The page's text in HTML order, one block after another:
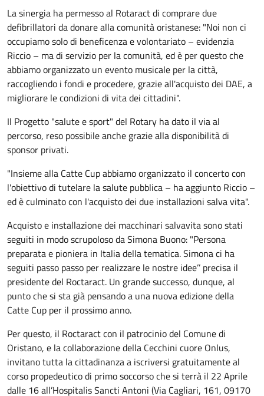
La sinergia ha permesso al Rotaract di comprare due
defibrillatori da donare alla comunità oristanese: "Noi non ci
occupiamo solo di beneficenza e volontariato – evidenzia
Riccio – ma di servizio per la comunità, ed è per questo che
abbiamo organizzato un evento musicale per la città,
raccogliendo i fondi e procedere, grazie all'acquisto dei DAE, a
migliorare le condizioni di vita dei cittadini".
Il Progetto "salute e sport" del Rotary ha dato il via al
percorso, reso possibile anche grazie alla disponibilità di
sponsor privati.
"Insieme alla Catte Cup abbiamo organizzato il concerto con
l'obiettivo di tutelare la salute pubblica – ha aggiunto Riccio –
ed è culminato con l'acquisto dei due installazioni salva vita".
Acquisto e installazione dei macchinari salvavita sono stati
seguiti in modo scrupoloso da Simona Buono: "Persona
preparata e pioniera in Italia della tematica. Simona ci ha
seguiti passo passo per realizzare le nostre idee’’ precisa il
presidente del Roctaract. Un grande successo, dunque, al
punto che si sta già pensando a una nuova edizione della
Catte Cup per il prossimo anno.
Per questo, il Roctaract con il patrocinio del Comune di
Oristano, e la collaborazione della Cecchini cuore Onlus,
invitano tutta la cittadinanza a iscriversi gratuitamente al
corso propedeutico di primo soccorso che si terrà il 22 Aprile
dalle 16 all’Hospitalis Sancti Antoni (Via Cagliari, 161, 09170